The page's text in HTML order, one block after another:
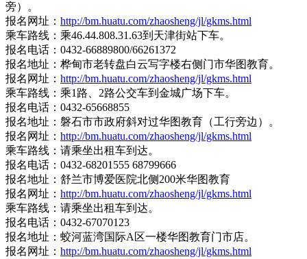
旁）。
报名网址： http://bm.huatu.com/zhaosheng/jl/gkms.html
乘车路线：乘46.44.808.31.63到天津街站下车。
报名电话：0432-66889800/66261372
报名地址：桦甸市老转盘白云写字楼右侧门市华图教育。
报名网址： http://bm.huatu.com/zhaosheng/jl/gkms.html
乘车路线：乘1路、2路公交车到金城广场下车。
报名电话：0432-65668855
报名地址：磐石市市政府斜对过华图教育（工行旁边）。
报名网址： http://bm.huatu.com/zhaosheng/jl/gkms.html
乘车路线：请乘坐出租车到达。
报名电话：0432-68201555 68799666
报名地址：舒兰市博爱医院北侧200米华图教育
报名网址： http://bm.huatu.com/zhaosheng/jl/gkms.html
乘车路线：请乘坐出租车到达。
报名电话：0432-67070123
报名地址：蛟河蓝湾国际A区一楼华图教育门市店。
报名网址： http://bm.huatu.com/zhaosheng/jl/gkms.html